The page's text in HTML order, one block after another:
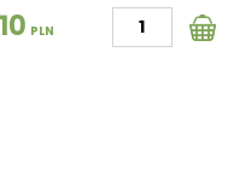
PLN